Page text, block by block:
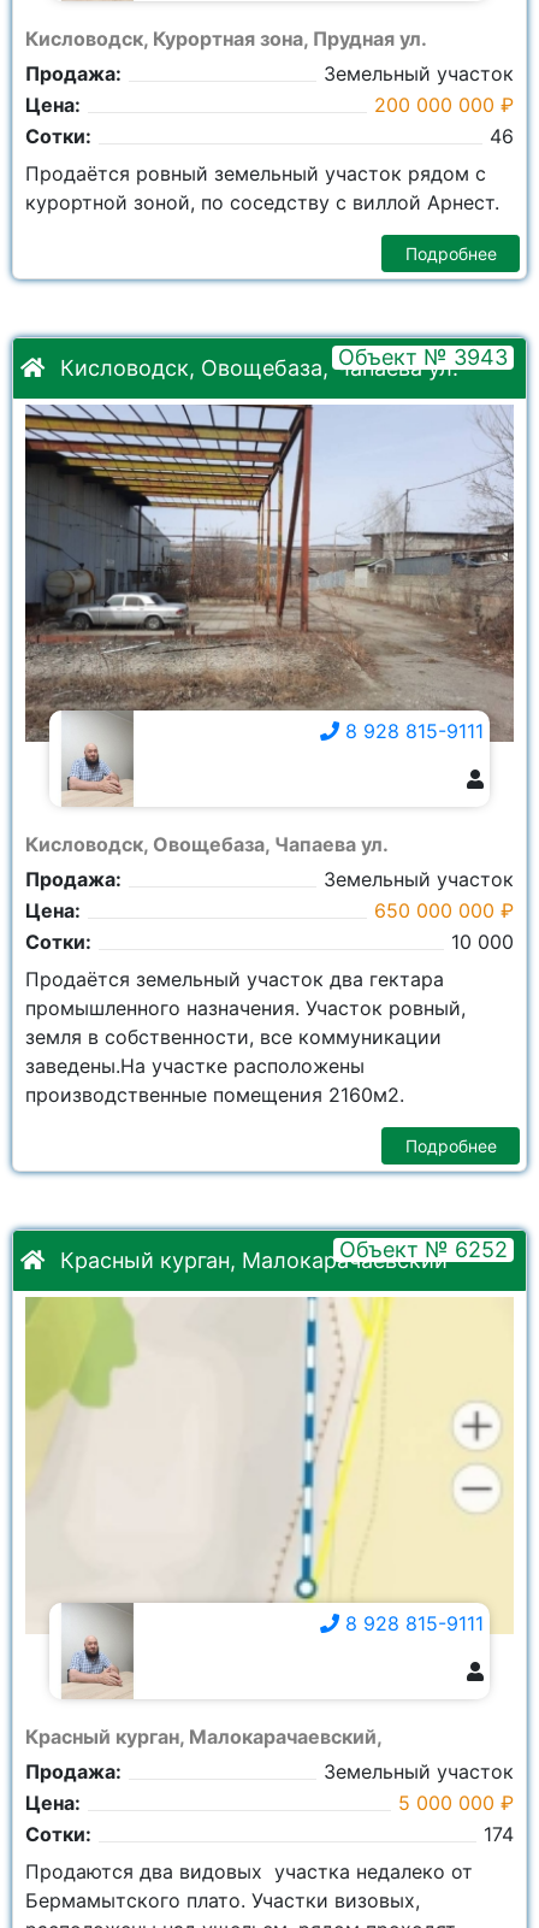
Кисловодск, Курортная зона, Прудная ул.
Продажа:
Земельный участок
Цена:
200 000 000 ₽
Сотки:
46
Продаётся ровный земельный участок рядом с
курортной зоной, по соседству с виллой Арнест.
Подробнее
Кисловодск, Овощебаза, Чапаева ул.
Объект № 3943
Кисловодск, Овощебаза, Чапаева ул.
Продажа:
Земельный участок
Цена:
650 000 000 ₽
Сотки:
10 000
8 928 815-9111
Продаётся земельный участок два гектара
промышленного назначения. Участок ровный,
земля в собственности, все коммуникации
заведены.На участке расположены
производственные помещения 2160м2.
Подробнее
Красный курган, Малокарачаевский
Объект № 6252
Красный курган, Малокарачаевский,
Продажа:
Земельный участок
Цена:
5 000 000 ₽
Сотки:
174
8 928 815-9111
Продаются два видовых участка недалеко от
Бермамытского плато. Участки визовых,